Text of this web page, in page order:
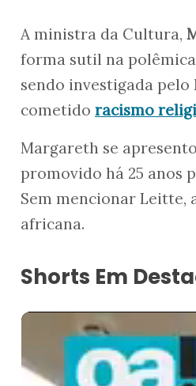
Whastapp
Facebook
Linkedin
Twitter
A ministra da Cultura,
forma sutil na
sendo investigada
cometido racismo
Margareth se
promovido há 25 anos
Sem mencionar Leitte,
africana.
Shorts Em